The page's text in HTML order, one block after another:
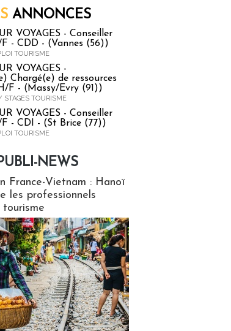
ANNONCES
VOYAGES - Conseiller
- CDD - (Vannes (56))
TOURISME
VOYAGES -
Chargé(e) de ressources
F - (Massy/Evry (91))
STAGES TOURISME
VOYAGES - Conseiller
- CDI - (St Brice (77))
TOURISME
NEWS
France-Vietnam : Hanoï
les professionnels